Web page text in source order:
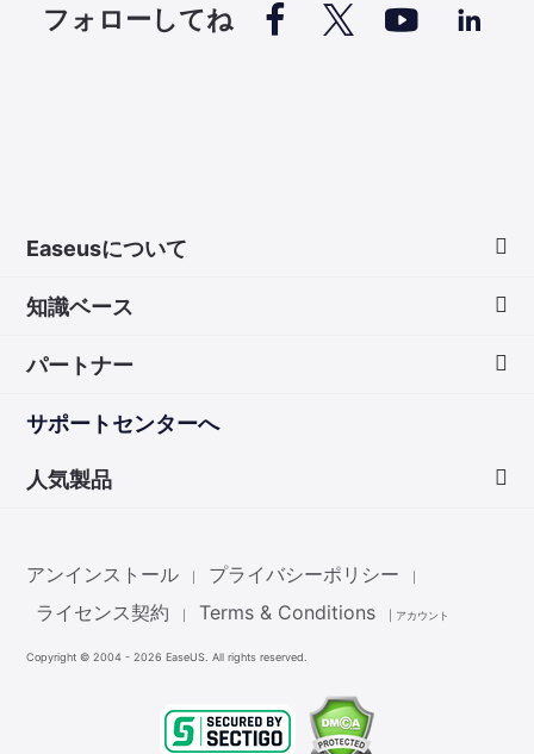
フォローしてね    
Easeusについて
ダウンロードセンター
お問い合わせ
知識ベース
無料録音ソフト
Mac アプリ ストア
パートナー
サポートセンターへ
人気製品
Partition Master
Todo PCTrans
アンインストール プライバシーポリシー
ライセンス契約 Terms & Conditions アカウント
Copyright © 2004 - 2026 EaseUS. All rights reserved.